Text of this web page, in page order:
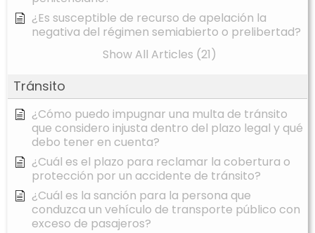
¿Es susceptible de recurso de apelación la
negativa del régimen semiabierto o prelibertad?
Show All Articles (21)
Tránsito
¿Cómo puedo impugnar una multa de tránsito
que considero injusta dentro del plazo legal y qué
debo tener en cuenta?
¿Cuál es el plazo para reclamar la cobertura o
protección por un accidente de tránsito?
¿Cuál es la sanción para la persona que
conduzca un vehículo de transporte público con
exceso de pasajeros?